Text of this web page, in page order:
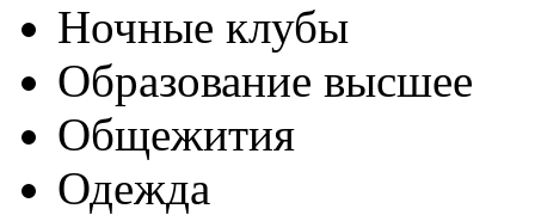
Ночные клубы
Образование высшее
Общежития
Одежда